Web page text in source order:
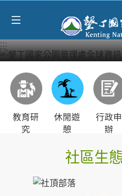
:::
教育研
究
休閒遊
憩
行政申
辦
社區生